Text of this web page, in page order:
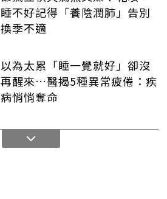
睡不好記得「養陰潤肺」告別
換季不適
以為太累「睡一覺就好」卻沒
再醒來…醫揭5種異常疲倦：疾
病悄悄奪命